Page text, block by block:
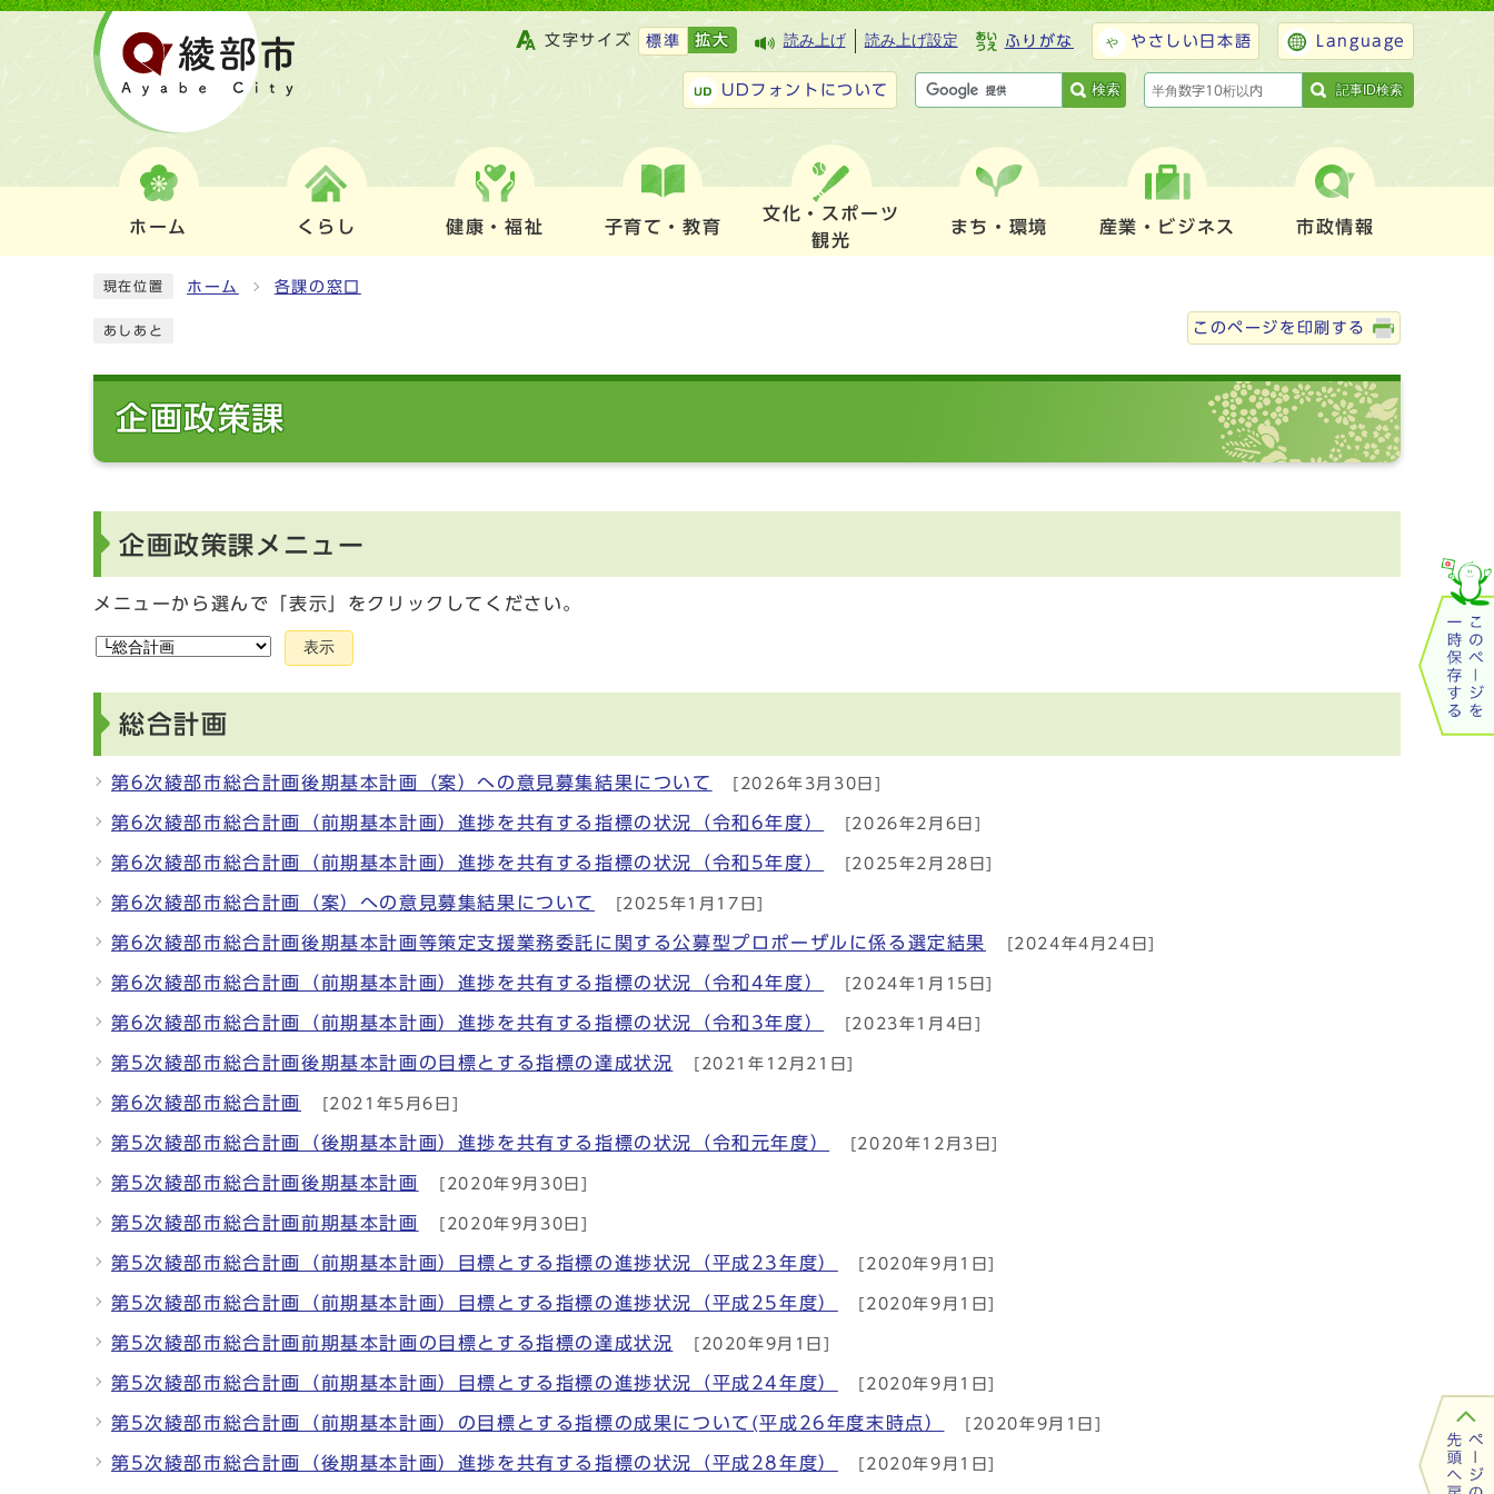
文字サイズ 標準 拡大 読み上げ 読み上げ設定 ふりがな やさしい日本語 Language
UDフォントについて 検索 記事ID検索
ホーム くらし 健康・福祉 子育て・教育
文化・スポーツ
観光
まち・環境 産業・ビジネス 市政情報
現在位置 ホーム 各課の窓口
あしあと このページを印刷する
企画政策課
企画政策課メニュー
メニューから選んで「表示」をクリックしてください。
表示
総合計画
第6次綾部市総合計画後期基本計画（案）への意⾒募集結果について [2026年3月30日]
第6次綾部市総合計画（前期基本計画）進捗を共有する指標の状況（令和6年度） [2026年2月6日]
第6次綾部市総合計画（前期基本計画）進捗を共有する指標の状況（令和5年度） [2025年2月28日]
第6次綾部市総合計画（案）への意⾒募集結果について [2025年1月17日]
第6次綾部市総合計画後期基本計画等策定支援業務委託に関する公募型プロポーザルに係る選定結果 [2024年4月24日]
第6次綾部市総合計画（前期基本計画）進捗を共有する指標の状況（令和4年度） [2024年1月15日]
第6次綾部市総合計画（前期基本計画）進捗を共有する指標の状況（令和3年度） [2023年1月4日]
第5次綾部市総合計画後期基本計画の目標とする指標の達成状況 [2021年12月21日]
第6次綾部市総合計画 [2021年5月6日]
第5次綾部市総合計画（後期基本計画）進捗を共有する指標の状況（令和元年度） [2020年12月3日]
第5次綾部市総合計画後期基本計画 [2020年9月30日]
第5次綾部市総合計画前期基本計画 [2020年9月30日]
第5次綾部市総合計画（前期基本計画）目標とする指標の進捗状況（平成23年度） [2020年9月1日]
第5次綾部市総合計画（前期基本計画）目標とする指標の進捗状況（平成25年度） [2020年9月1日]
第5次綾部市総合計画前期基本計画の目標とする指標の達成状況 [2020年9月1日]
第5次綾部市総合計画（前期基本計画）目標とする指標の進捗状況（平成24年度） [2020年9月1日]
第5次綾部市総合計画（前期基本計画）の目標とする指標の成果について(平成26年度末時点） [2020年9月1日]
第5次綾部市総合計画（後期基本計画）進捗を共有する指標の状況（平成28年度） [2020年9月1日]